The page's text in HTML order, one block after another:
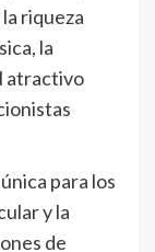
riqueza
la
atractivo
para los
y la
de